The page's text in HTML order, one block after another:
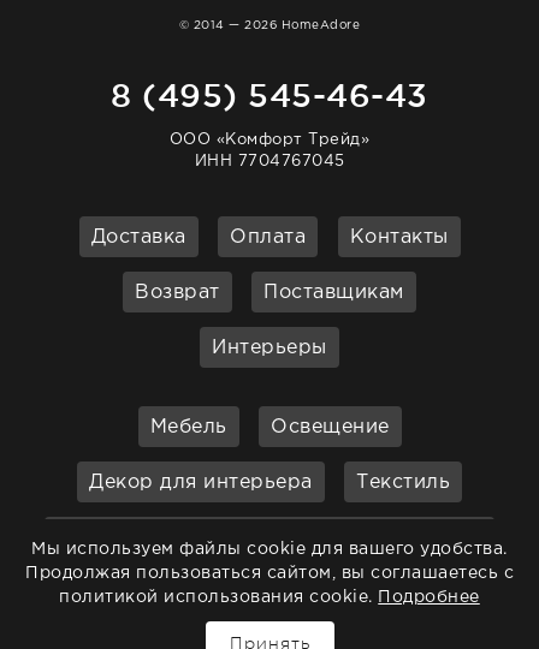
© 2014 — 2026 HomeAdore
8 (495) 545-46-43
ООО «Комфорт Трейд»
ИНН 7704767045
Доставка Оплата Контакты
Возврат Поставщикам
Интерьеры
Мебель Освещение
Декор для интерьера Текстиль
Кухонные принадлежности и
аксессуары
Ванная Садовая мебель
Мы используем файлы cookie для вашего удобства.
Продолжая пользоваться сайтом, вы соглашаетесь с
политикой использования cookie.
Подробнее
Принять